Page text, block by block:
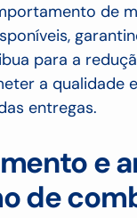
de
para a
a qualidade
entregas.
e
de